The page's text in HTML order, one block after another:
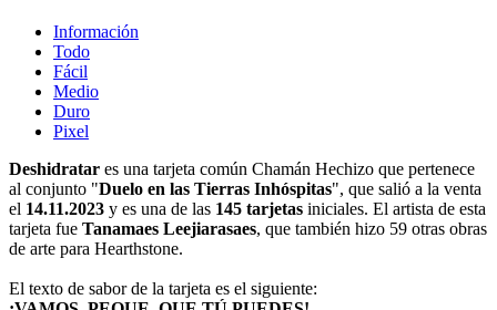
Información
Todo
Fácil
Medio
Duro
Pixel
Deshidratar es una tarjeta común Chamán Hechizo que pertenece
al conjunto "Duelo en las Tierras Inhóspitas", que salió a la venta
el 14.11.2023 y es una de las 145 tarjetas iniciales. El artista de esta
tarjeta fue Tanamaes Leejiarasaes, que también hizo 59 otras obras
de arte para Hearthstone.
El texto de sabor de la tarjeta es el siguiente: